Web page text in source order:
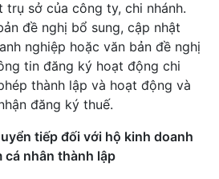
trụ sở của công ty, chi nhánh.
đề nghị bổ sung, cập nhật
nghiệp hoặc văn bản đề nghị
tin đăng ký hoạt động chi
thành lập và hoạt động và
đăng ký thuế.
tiếp đối với hộ kinh doanh
nhân thành lập